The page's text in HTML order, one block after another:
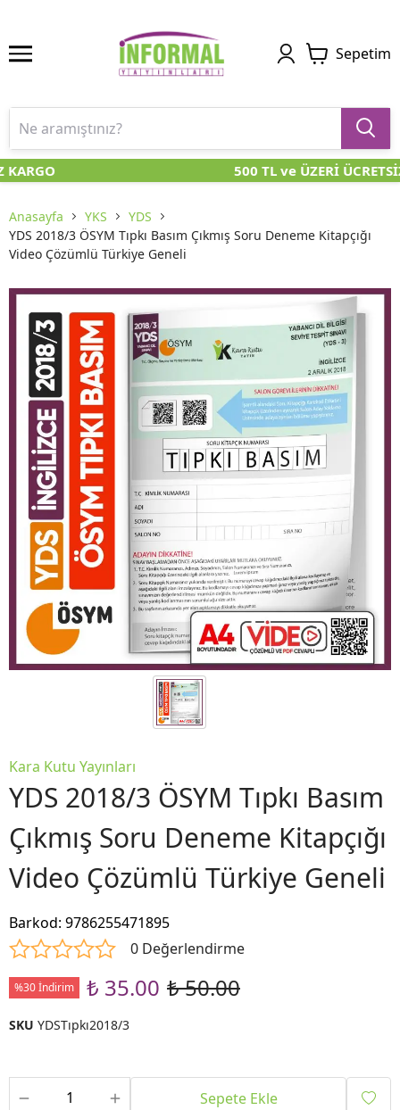
Sepetim
500 TL ve ÜZERİ
Anasayfa YKS
YDS
YDS 2018/3 ÖSYM Tıpkı Basım Çıkmış Soru Deneme Kitapçığı
Video Çözümlü Türkiye Geneli
Kara Kutu Yayınları
YDS 2018/3 ÖSYM Tıpkı Basım
Çıkmış Soru Deneme Kitapçığı
Video Çözümlü Türkiye Geneli
Barkod: 9786255471895
0 Değerlendirme
%30 İndirim ₺ 35.00 ₺ 50.00
SKU YDSTıpkı2018/3
Sepete Ekle